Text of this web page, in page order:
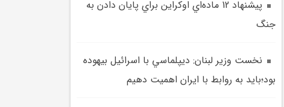
پيشنهاد 12 ماده‌اي اوکراين براي پايان دادن به
جنگ
نخست وزير لبنان: ديپلماسي با اسرائيل بيهوده
بود؛بايد به روابط با ايران اهميت دهيم